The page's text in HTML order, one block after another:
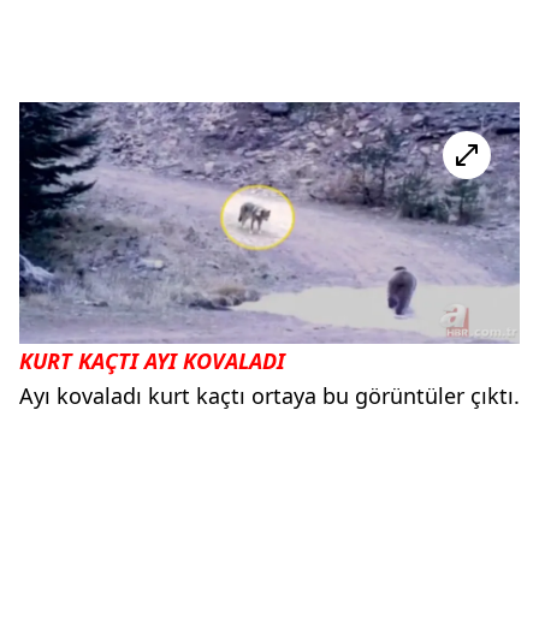
KURT KAÇTI AYI KOVALADI
Ayı kovaladı kurt kaçtı ortaya bu görüntüler çıktı.